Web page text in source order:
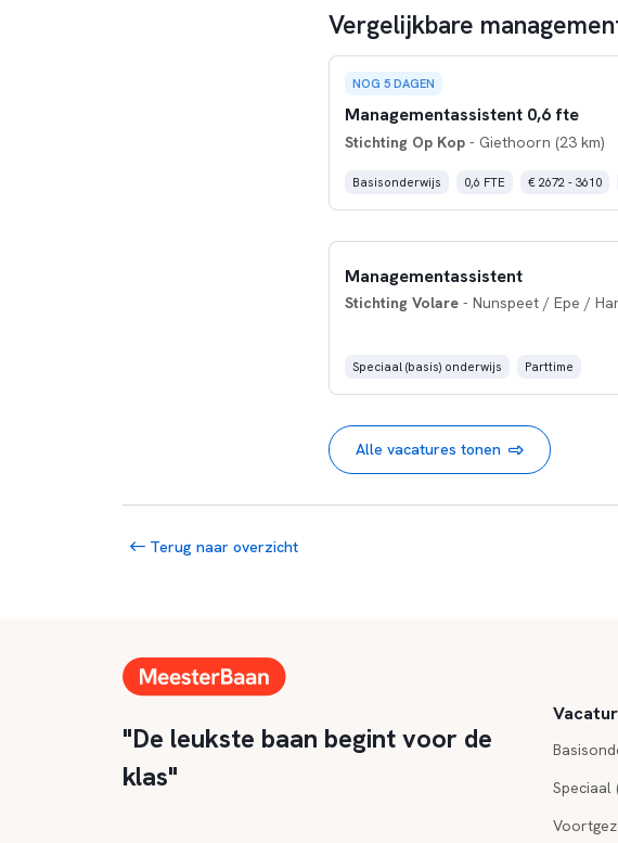
Vergelijkbare
NOG 5 DAGEN
Managementassistent 0,6 fte
Stichting Op Kop- Giethoorn (23 km)
Basisonderwijs 0,6 FTE € 2672 - 3610
Managementassistent
Stichting Volare- Nunspeet / Epe /
Speciaal (basis) onderwijs Parttime
Alle vacatures tonen
Terug naar overzicht
"De leukste baan begint voor de
klas"
Speciaal